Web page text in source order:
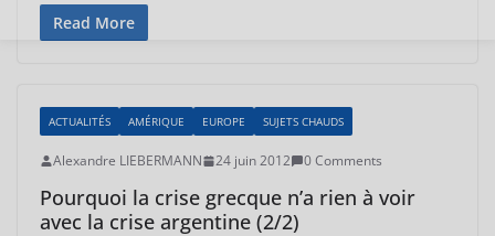
Read More
ACTUALITÉS AMÉRIQUE EUROPE SUJETS CHAUDS
Alexandre LIEBERMANN 24 juin 2012 0 Comments
Pourquoi la crise grecque n’a rien à voir
avec la crise argentine (2/2)